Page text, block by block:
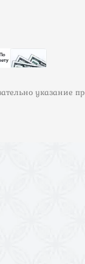
указание